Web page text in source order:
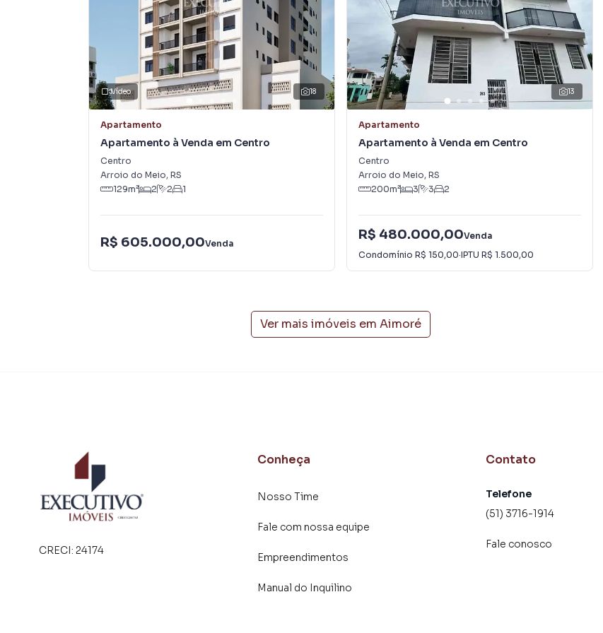
com um time de programadores, corretores treinados e uma central de atendimento preparada para
atender proprietários e inquilinos.
18
Vídeo
Apartamento
Apartamento à Venda em Centro
Centro
Arroio do Meio, RS
129m² 2 2 1
R$ 605.000,00Venda
13
Apartamento
Apartamento à Venda em Centro
Centro
Arroio do Meio, RS
200m² 3 3 2
R$ 480.000,00Venda
Condomínio R$ 150,00·IPTU R$ 1.500,00
Ver mais imóveis em Aimoré
CRECI: 24174
Conheça
Nosso Time
Fale com nossa equipe
Empreendimentos
Manual do Inquilino
Contato
Telefone
(51) 3716-1914
Fale conosco